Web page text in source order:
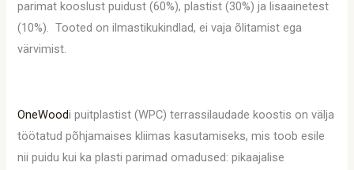
parimat kooslust puidust (60%), plastist (30%) ja lisaainetest
(10%). Tooted on ilmastikukindlad, ei vaja õlitamist ega
värvimist.
OneWoodi puitplastist (WPC) terrassilaudade koostis on välja
töötatud põhjamaises kliimas kasutamiseks, mis toob esile
nii puidu kui ka plasti parimad omadused: pikaajalise